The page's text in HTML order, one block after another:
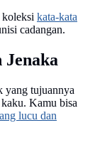
kata-kata
cadangan.
Jenaka
yang tujuannya
Kamu bisa
lucu dan